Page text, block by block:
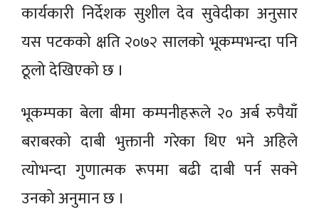
कार्यकारी निर्देशक सुशील देव सुवेदीका अनुसार
यस पटकको क्षति २०७२ सालको भूकम्पभन्दा पनि
ठूलो देखिएको छ ।
भूकम्पका बेला बीमा कम्पनीहरूले २० अर्ब रुपैयाँ
बराबरको दाबी भुक्तानी गरेका थिए भने अहिले
त्योभन्दा गुणात्मक रूपमा बढी दाबी पर्न सक्ने
उनको अनुमान छ ।